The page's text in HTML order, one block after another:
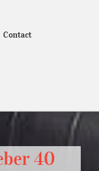
Contact
40